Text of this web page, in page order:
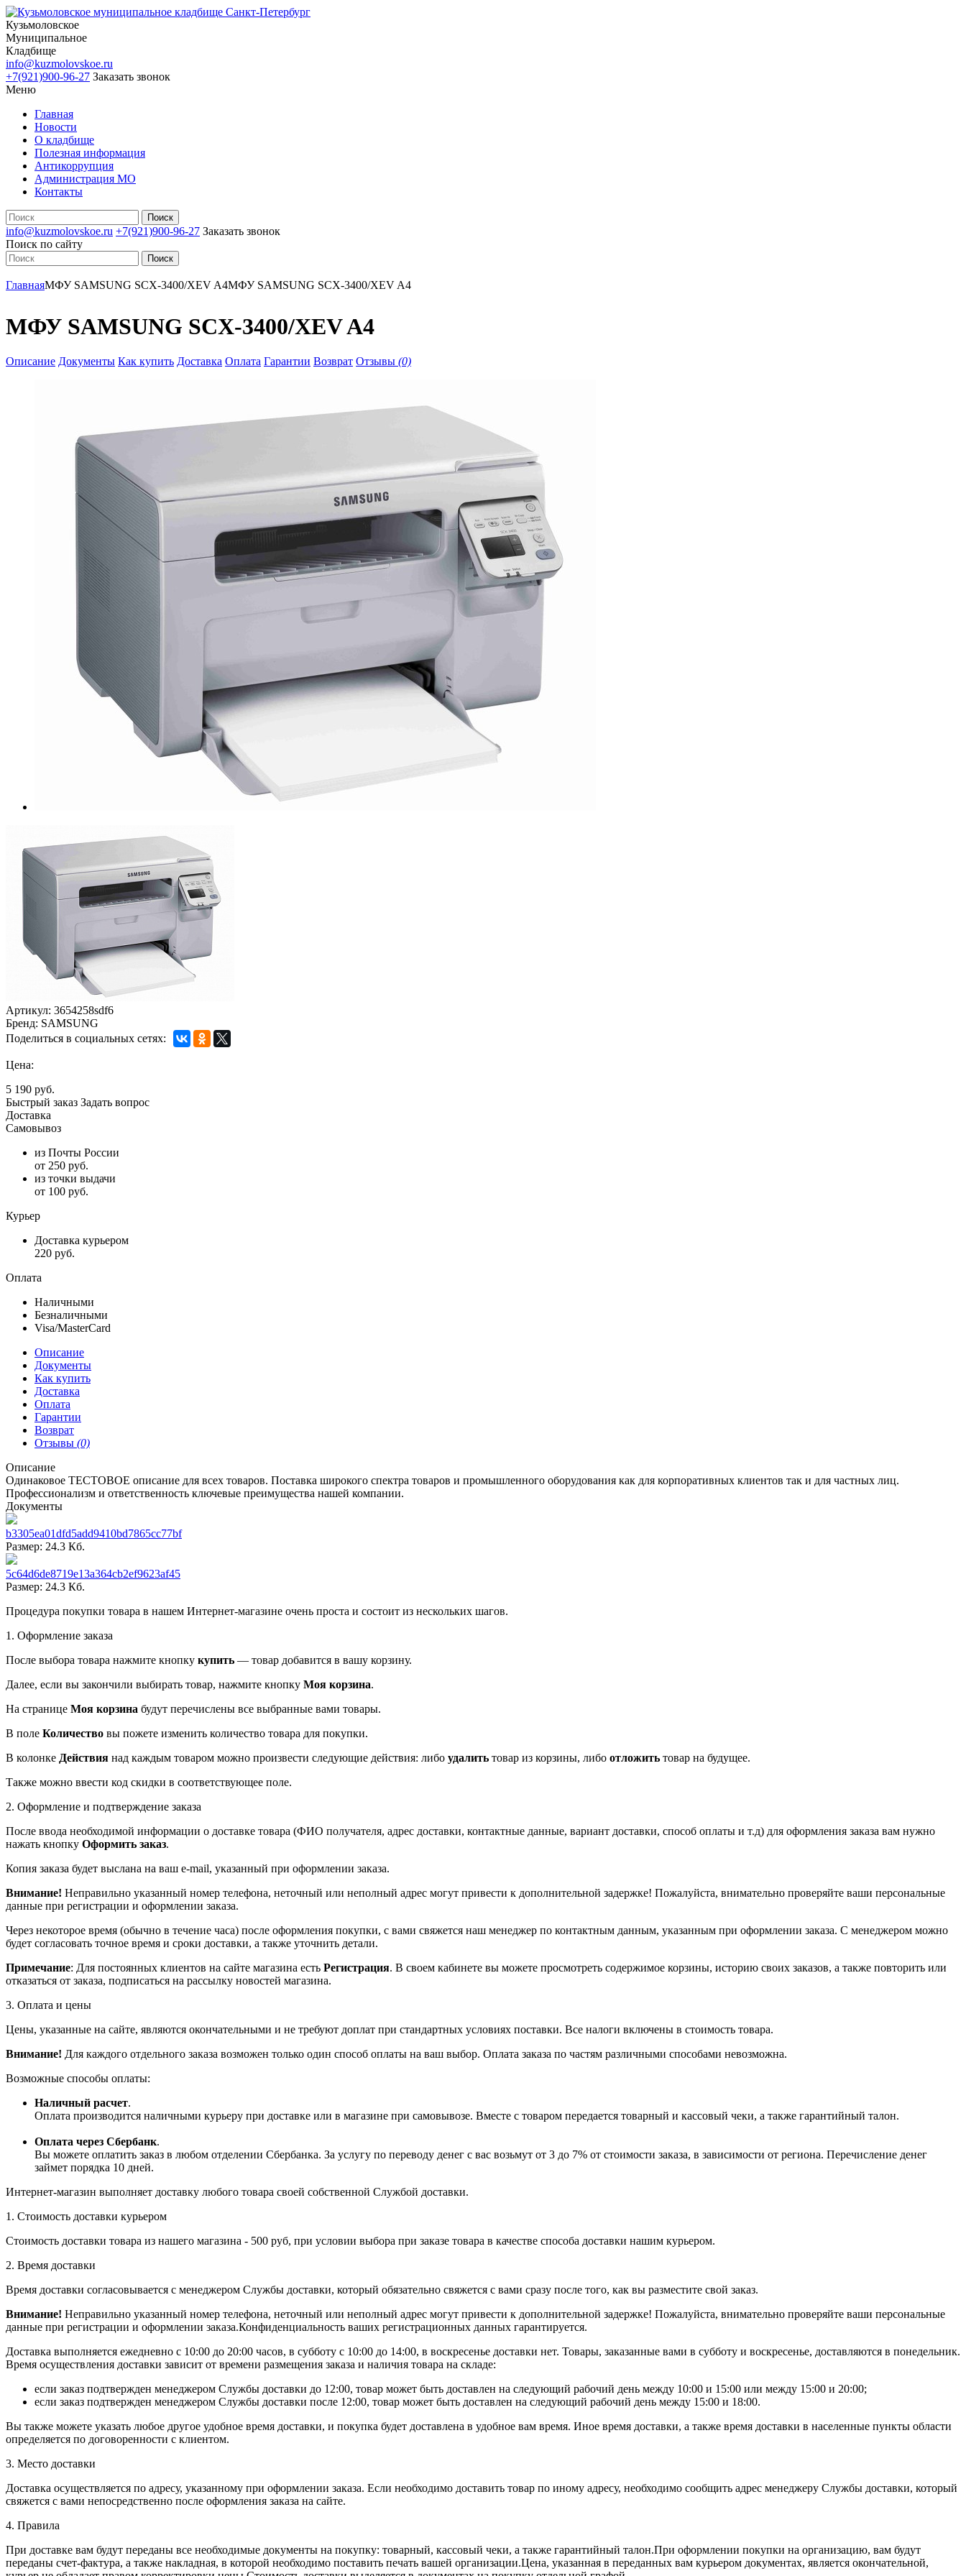
Кузьмоловское
Муниципальное
Кладбище
info@kuzmolovskoe.ru
+7(921)900-96-27 Заказать звонок
Меню
Главная
Новости
О кладбище
Полезная информация
Антикоррупция
Администрация МО
Контакты
info@kuzmolovskoe.ru +7(921)900-96-27 Заказать звонок
Поиск по сайту
ГлавнаяМФУ SAMSUNG SCX-3400/XEV A4МФУ SAMSUNG SCX-3400/XEV A4
МФУ SAMSUNG SCX-3400/XEV A4
Описание Документы Как купить Доставка Оплата Гарантии Возврат Отзывы (0)
Артикул: 3654258sdf6
Бренд: SAMSUNG
Поделиться в социальных сетях:
Цена:
5 190 руб.
Быстрый заказ Задать вопрос
Доставка
Самовывоз
из Почты России
от 250 руб.
из точки выдачи
от 100 руб.
Курьер
Доставка курьером
220 руб.
Оплата
Наличными
Безналичными
Visa/MasterCard
Описание
Документы
Как купить
Доставка
Оплата
Гарантии
Возврат
Отзывы (0)
Описание
Одинаковое ТЕСТОВОЕ описание для всех товаров. Поставка широкого спектра товаров и промышленного оборудования как для корпоративных клиентов так и для частных лиц.
Профессионализм и ответственность ключевые преимущества нашей компании.
Документы
b3305ea01dfd5add9410bd7865cc77bf
Размер: 24.3 Кб.
5c64d6de8719e13a364cb2ef9623af45
Размер: 24.3 Кб.
Процедура покупки товара в нашем Интернет-магазине очень проста и состоит из нескольких шагов.
1. Оформление заказа
После выбора товара нажмите кнопку купить — товар добавится в вашу корзину.
Далее, если вы закончили выбирать товар, нажмите кнопку Моя корзина.
На странице Моя корзина будут перечислены все выбранные вами товары.
В поле Количество вы пожете изменить количество товара для покупки.
В колонке Действия над каждым товаром можно произвести следующие действия: либо удалить товар из корзины, либо отложить товар на будущее.
Также можно ввести код скидки в соответствующее поле.
2. Оформление и подтверждение заказа
После ввода необходимой информации о доставке товара (ФИО получателя, адрес доставки, контактные данные, вариант доставки, способ оплаты и т.д) для оформления заказа вам нужно
нажать кнопку Оформить заказ.
Копия заказа будет выслана на ваш e-mail, указанный при оформлении заказа.
Внимание! Неправильно указанный номер телефона, неточный или неполный адрес могут привести к дополнительной задержке! Пожалуйста, внимательно проверяйте ваши персональные
данные при регистрации и оформлении заказа.
Через некоторое время (обычно в течение часа) после оформления покупки, с вами свяжется наш менеджер по контактным данным, указанным при оформлении заказа. С менеджером можно
будет согласовать точное время и сроки доставки, а также уточнить детали.
Примечание: Для постоянных клиентов на сайте магазина есть Регистрация. В своем кабинете вы можете просмотреть содержимое корзины, историю своих заказов, а также повторить или
отказаться от заказа, подписаться на рассылку новостей магазина.
3. Оплата и цены
Цены, указанные на сайте, являются окончательными и не требуют доплат при стандартных условиях поставки. Все налоги включены в стоимость товара.
Внимание! Для каждого отдельного заказа возможен только один способ оплаты на ваш выбор. Оплата заказа по частям различными способами невозможна.
Возможные способы оплаты:
Наличный расчет.
Оплата производится наличными курьеру при доставке или в магазине при самовывозе. Вместе с товаром передается товарный и кассовый чеки, а также гарантийный талон.
Оплата через Сбербанк.
Вы можете оплатить заказ в любом отделении Сбербанка. За услугу по переводу денег с вас возьмут от 3 до 7% от стоимости заказа, в зависимости от региона. Перечисление денег
займет порядка 10 дней.
Интернет-магазин выполняет доставку любого товара своей собственной Службой доставки.
1. Стоимость доставки курьером
Стоимость доставки товара из нашего магазина - 500 руб, при условии выбора при заказе товара в качестве способа доставки нашим курьером.
2. Время доставки
Время доставки согласовывается с менеджером Службы доставки, который обязательно свяжется с вами сразу после того, как вы разместите свой заказ.
Внимание! Неправильно указанный номер телефона, неточный или неполный адрес могут привести к дополнительной задержке! Пожалуйста, внимательно проверяйте ваши персональные
данные при регистрации и оформлении заказа.Конфиденциальность ваших регистрационных данных гарантируется.
Доставка выполняется ежедневно с 10:00 до 20:00 часов, в субботу с 10:00 до 14:00, в воскресенье доставки нет. Товары, заказанные вами в субботу и воскресенье, доставляются в понедельник.
Время осуществления доставки зависит от времени размещения заказа и наличия товара на складе:
если заказ подтвержден менеджером Службы доставки до 12:00, товар может быть доставлен на следующий рабочий день между 10:00 и 15:00 или между 15:00 и 20:00;
если заказ подтвержден менеджером Службы доставки после 12:00, товар может быть доставлен на следующий рабочий день между 15:00 и 18:00.
Вы также можете указать любое другое удобное время доставки, и покупка будет доставлена в удобное вам время. Иное время доставки, а также время доставки в населенные пункты области
определяется по договоренности с клиентом.
3. Место доставки
Доставка осуществляется по адресу, указанному при оформлении заказа. Если необходимо доставить товар по иному адресу, необходимо сообщить адрес менеджеру Службы доставки, который
свяжется с вами непосредственно после оформления заказа на сайте.
4. Правила
При доставке вам будут переданы все необходимые документы на покупку: товарный, кассовый чеки, а также гарантийный талон.При оформлении покупки на организацию, вам будут
переданы счет-фактура, а также накладная, в которой необходимо поставить печать вашей организации.Цена, указанная в переданных вам курьером документах, является окончательной,